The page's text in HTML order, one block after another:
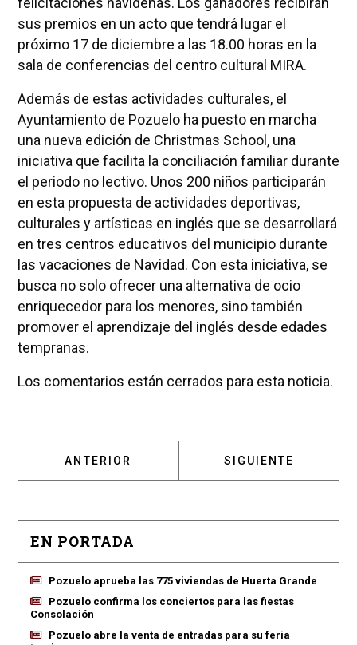
sus premios en un acto que tendrá lugar el
próximo 17 de diciembre a las 18.00 horas en la
sala de conferencias del centro cultural MIRA.
Además de estas actividades culturales, el
Ayuntamiento de Pozuelo ha puesto en marcha
una nueva edición de Christmas School, una
iniciativa que facilita la conciliación familiar durante
el periodo no lectivo. Unos 200 niños participarán
en esta propuesta de actividades deportivas,
culturales y artísticas en inglés que se desarrollará
en tres centros educativos del municipio durante
las vacaciones de Navidad. Con esta iniciativa, se
busca no solo ofrecer una alternativa de ocio
enriquecedor para los menores, sino también
promover el aprendizaje del inglés desde edades
tempranas.
Los comentarios están cerrados para esta noticia.
ARTÍCULO ANTERIOR: POZUELO PRESENTA
ANTERIOR ARTÍCULO
SIGUIENTE
EN PORTADA
Pozuelo aprueba las 775 viviendas de Huerta Grande
Pozuelo confirma los conciertos para las fiestas
Consolación
Pozuelo abre la venta de entradas para su feria